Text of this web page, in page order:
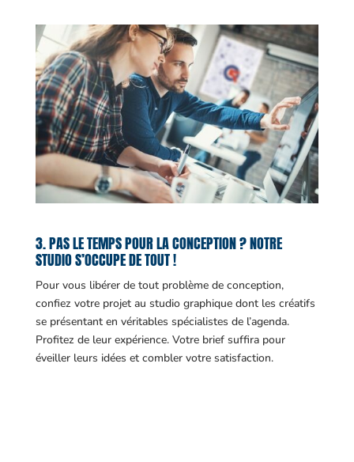
3. PAS LE TEMPS POUR LA CONCEPTION ? NOTRE
STUDIO S’OCCUPE DE TOUT !
Pour vous libérer de tout problème de conception,
confiez votre projet au studio graphique dont les créatifs
se présentant en véritables spécialistes de l’agenda.
Profitez de leur expérience. Votre brief suffira pour
éveiller leurs idées et combler votre satisfaction.